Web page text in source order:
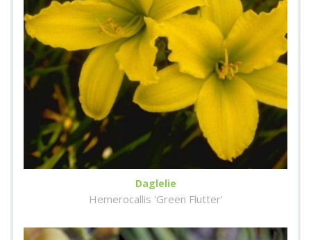
Daglelie
Hemerocallis 'Green Flutter'